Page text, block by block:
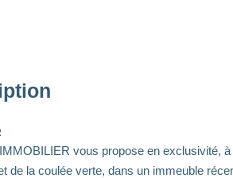
vous propose en exclusivité,
de la coulée verte, dans un immeuble